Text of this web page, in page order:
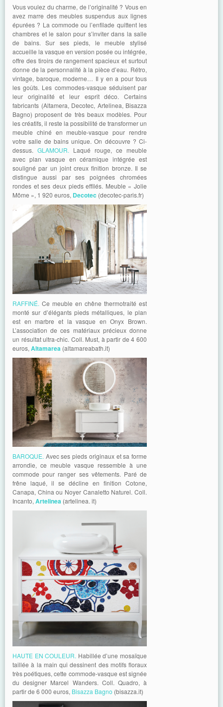
Vous voulez du charme, de l’originalité ? Vous en
avez marre des meubles suspendus aux lignes
épurées ? La commode ou l’enfilade quittent les
chambres et le salon pour s’inviter dans la salle
de bains. Sur ses pieds, le meuble stylisé
accueille la vasque en version posée ou intégrée,
offre des tiroirs de rangement spacieux et surtout
donne de la personnalité à la pièce d’eau. Rétro,
vintage, baroque, moderne… Il y en a pour tous
les goûts. Les commodes-vasque séduisent par
leur originalité et leur esprit déco. Certains
fabricants (Altamera, Decotec, Artelinea, Bisazza
Bagno) proposent de très beaux modèles. Pour
les créatifs, il reste la possibilité de transformer un
meuble chiné en meuble-vasque pour rendre
votre salle de bains unique. On découvre ? Ci-
dessus. GLAMOUR. Laqué rouge, ce meuble
avec plan vasque en céramique intégrée est
souligné par un joint creux finition bronze. Il se
distingue aussi par ses poignées chromées
rondes et ses deux pieds effilés. Meuble « Jolie
Môme », 1 920 euros, Decotec (decotec-paris.fr)
RAFFINÉ. Ce meuble en chêne thermotraité est
monté sur d’élégants pieds métalliques, le plan
est en marbre et la vasque en Onyx Brown.
L’association de ces matériaux précieux donne
un résultat ultra-chic. Coll. Must, à partir de 4 600
euros, Altamarea (altamareabath.it)
BAROQUE. Avec ses pieds originaux et sa forme
arrondie, ce meuble vasque ressemble à une
commode pour ranger ses vêtements. Paré de
frêne laqué, il se décline en finition Cotone,
Canapa, China ou Noyer Canaletto Naturel. Coll.
Incanto,Artelinea (artelinea. it)
HAUTE EN COULEUR. Habillée d’une mosaïque
taillée à la main qui dessinent des motifs floraux
très poétiques, cette commode-vasque est signée
du designer Marcel Wanders. Coll. Quadro, à
partir de 6 000 euros, Bisazza Bagno (bisazza.it)